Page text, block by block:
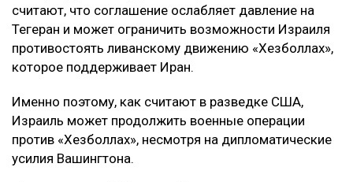
считают, что соглашение ослабляет давление на
Тегеран и может ограничить возможности Израиля
противостоять ливанскому движению «Хезболлах»,
которое поддерживает Иран.
Именно поэтому, как считают в разведке США,
Израиль может продолжить военные операции
против «Хезболлах», несмотря на дипломатические
усилия Вашингтона.